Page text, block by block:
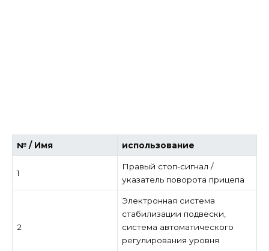
№ / Имя использование
1
Правый стоп-сигнал /
указатель поворота прицепа
2
Электронная система
стабилизации подвески,
система автоматического
регулирования уровня